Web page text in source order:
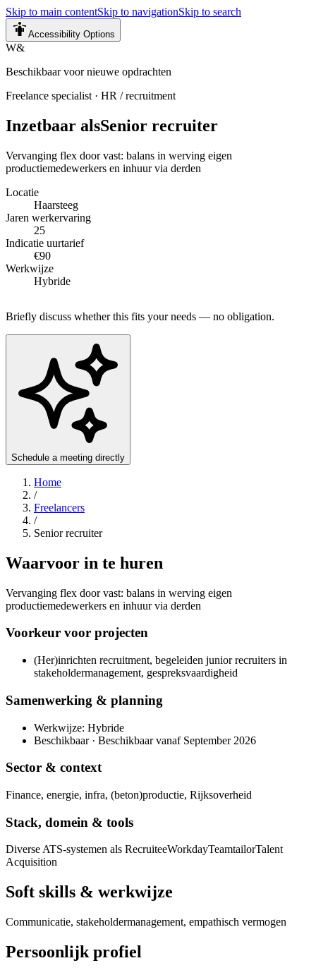
Skip to main contentSkip to navigationSkip to search
Accessibility Options
W&
Beschikbaar voor nieuwe opdrachten
Freelance specialist · HR / recruitment
Inzetbaar alsSenior recruiter
Vervanging flex door vast: balans in werving eigen
productiemedewerkers en inhuur via derden
Locatie
Haarsteeg
Jaren werkervaring
25
Indicatie uurtarief
€90
Werkwijze
Hybride
Briefly discuss whether this fits your needs — no obligation.
Schedule a meeting directly
Home
/
Freelancers
/
Senior recruiter
Waarvoor in te huren
Vervanging flex door vast: balans in werving eigen
productiemedewerkers en inhuur via derden
Voorkeur voor projecten
(Her)inrichten recruitment, begeleiden junior recruiters in
stakeholdermanagement, gespreksvaardigheid
Samenwerking & planning
Werkwijze: Hybride
Beschikbaar · Beschikbaar vanaf September 2026
Sector & context
Finance, energie, infra, (beton)productie, Rijksoverheid
Stack, domein & tools
Diverse ATS-systemen als RecruiteeWorkdayTeamtailorTalent
Acquisition
Soft skills & werkwijze
Communicatie, stakeholdermanagement, empathisch vermogen
Persoonlijk profiel